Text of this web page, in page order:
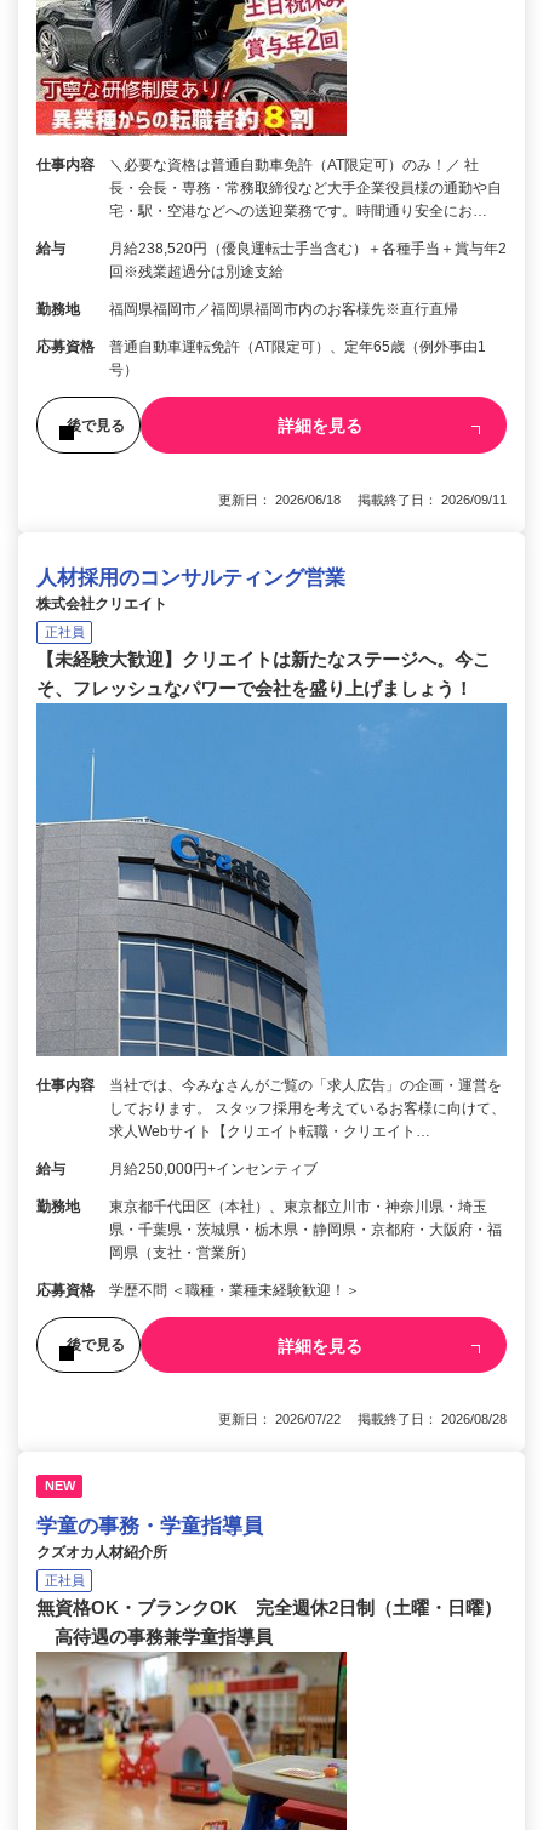
仕事内容
＼必要な資格は普通自動車免許（AT限定可）のみ！／ 社
長・会長・専務・常務取締役など大手企業役員様の通勤や自
宅・駅・空港などへの送迎業務です。時間通り安全にお…
給与
月給238,520円（優良運転士手当含む）＋各種手当＋賞与年2
回※残業超過分は別途支給
勤務地 福岡県福岡市／福岡県福岡市内のお客様先※直行直帰
応募資格
普通自動車運転免許（AT限定可）、定年65歳（例外事由1
号）
後で見る 詳細を見る
更新日： 2026/06/18 掲載終了日： 2026/09/11
人材採用のコンサルティング営業
株式会社クリエイト
正社員
【未経験大歓迎】クリエイトは新たなステージへ。今こ
そ、フレッシュなパワーで会社を盛り上げましょう！
仕事内容
当社では、今みなさんがご覧の「求人広告」の企画・運営を
しております。 スタッフ採用を考えているお客様に向けて、
求人Webサイト【クリエイト転職・クリエイト…
給与 月給250,000円+インセンティブ
勤務地
東京都千代田区（本社）、東京都立川市・神奈川県・埼玉
県・千葉県・茨城県・栃木県・静岡県・京都府・大阪府・福
岡県（支社・営業所）
応募資格 学歴不問 ＜職種・業種未経験歓迎！＞
後で見る 詳細を見る
更新日： 2026/07/22 掲載終了日： 2026/08/28
NEW
学童の事務・学童指導員
クズオカ人材紹介所
正社員
無資格OK・ブランクOK 完全週休2日制（土曜・日曜）
高待遇の事務兼学童指導員